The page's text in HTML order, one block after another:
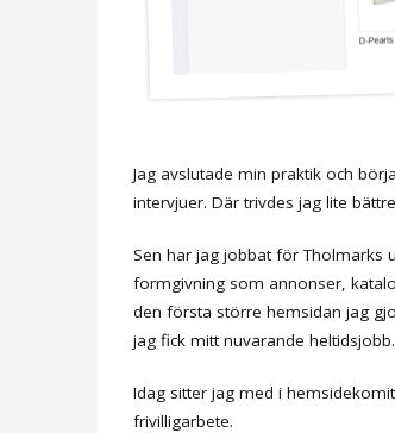
Jag avslutade min praktik och
intervjuer. Där trivdes jag lite
Sen har jag jobbat för Tholmarks
formgivning som annonser,
den första större hemsidan jag
jag fick mitt nuvarande heltidsjobb.
Idag sitter jag med i
frivilligarbete.